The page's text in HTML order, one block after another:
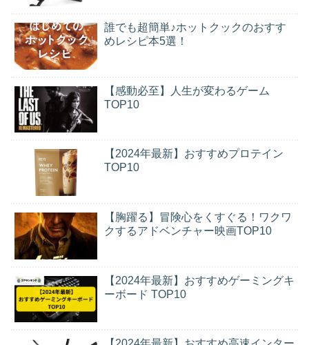
誰でも超簡単♪ホットクックのおすす
めレシピ本5選！
【感動必至】人生が変わるゲーム
TOP10
【2024年最新】おすすめプロテイン
TOP10
【胸躍る】冒険心をくすぐる！ワクワ
クするアドベンチャー映画TOP10
【2024年最新】おすすめゲーミングキ
ーボード TOP10